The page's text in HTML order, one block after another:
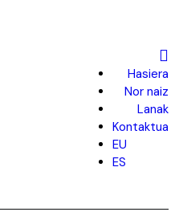
Hasiera
Nor naiz
Lanak
Kontaktua
EU
ES